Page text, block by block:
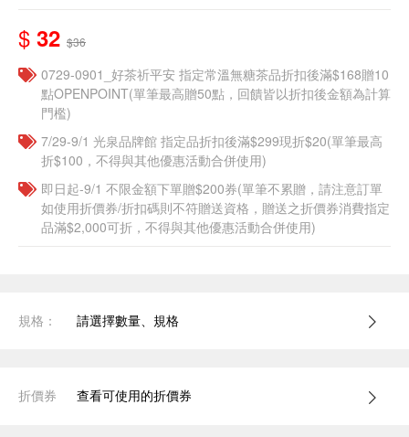
$ 32 $36
​​0729-0901_好茶祈平安 指定常溫無糖茶品折扣後滿$168贈10
點OPENPOINT(單筆最高贈50點，回饋皆以折扣後金額為計算
門檻)
7/29-9/1 光泉品牌館 指定品折扣後滿$299現折$20(單筆最高
折$100，不得與其他優惠活動合併使用)
即日起-9/1 不限金額下單贈$200券(單筆不累贈，請注意訂單
如使用折價券/折扣碼則不符贈送資格，贈送之折價券消費指定
品滿$2,000可折，不得與其他優惠活動合併使用)
規格： 請選擇數量、規格
折價券 查看可使用的折價券